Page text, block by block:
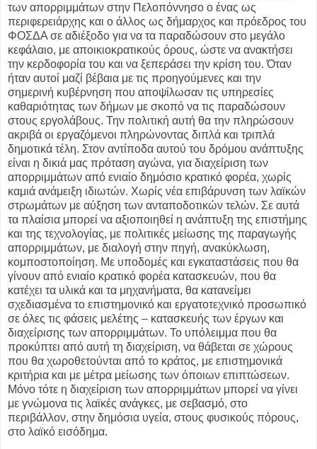
των απορριμμάτων στην Πελοπόννησο ο ένας ως
περιφερειάρχης και ο άλλος ως δήμαρχος και πρόεδρος του
ΦΟΣΔΑ σε αδιέξοδο για να τα παραδώσουν στο μεγάλο
κεφάλαιο, με αποικιοκρατικούς όρους, ώστε να ανακτήσει
την κερδοφορία του και να ξεπεράσει την κρίση του. Όταν
ήταν αυτοί μαζί βέβαια με τις προηγούμενες και την
σημερινή κυβέρνηση που αποψίλωσαν τις υπηρεσίες
καθαριότητας των δήμων με σκοπό να τις παραδώσουν
στους εργολάβους. Την πολιτική αυτή θα την πληρώσουν
ακριβά οι εργαζόμενοι πληρώνοντας διπλά και τριπλά
δημοτικά τέλη. Στον αντίποδα αυτού του δρόμου ανάπτυξης
είναι η δικιά μας πρόταση αγώνα, για διαχείριση των
απορριμμάτων από ενιαίο δημόσιο κρατικό φορέα, χωρίς
καμιά ανάμειξη ιδιωτών. Χωρίς νέα επιβάρυνση των λαϊκών
στρωμάτων με αύξηση των ανταποδοτικών τελών. Σε αυτά
τα πλαίσια μπορεί να αξιοποιηθεί η ανάπτυξη της επιστήμης
και της τεχνολογίας, με πολιτικές μείωσης της παραγωγής
απορριμμάτων, με διαλογή στην πηγή, ανακύκλωση,
κομποστοποίηση. Με υποδομές και εγκαταστάσεις που θα
γίνουν από ενιαίο κρατικό φορέα κατασκευών, που θα
κατέχει τα υλικά και τα μηχανήματα, θα κατανείμει
σχεδιασμένα το επιστημονικό και εργατοτεχνικό προσωπικό
σε όλες τις φάσεις μελέτης – κατασκευής των έργων και
διαχείρισης των απορριμμάτων. Το υπόλειμμα που θα
προκύπτει από αυτή τη διαχείριση, να θάβεται σε χώρους
που θα χωροθετούνται από το κράτος, με επιστημονικά
κριτήρια και με μέτρα μείωσης των όποιων επιπτώσεων.
Μόνο τότε η διαχείριση των απορριμμάτων μπορεί να γίνει
με γνώμονα τις λαϊκές ανάγκες, με σεβασμό, στο
περιβάλλον, στην δημόσια υγεία, στους φυσικούς πόρους,
στο λαϊκό εισόδημα.